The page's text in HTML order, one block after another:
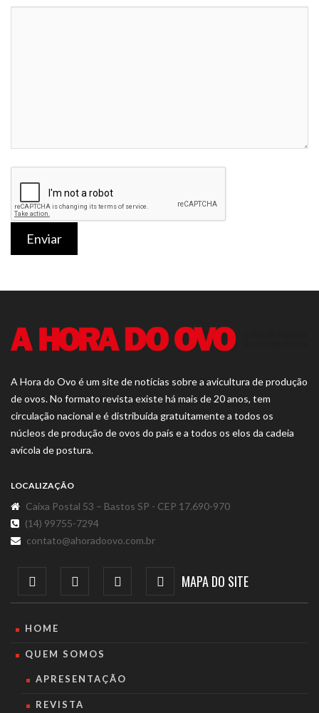
Enviar
A Hora do Ovo é um site de notícias sobre a avicultura de produção
de ovos. No formato revista existe há mais de 20 anos, tem
circulação nacional e é distribuída gratuitamente a todos os
núcleos de produção de ovos do país e a todos os elos da cadeia
avícola de postura.
LOCALIZAÇÃO
Caixa Postal 53 – Bastos SP - CEP 17.690-970
(14) 99755-7294
contato@ahoradoovo.com.br
MAPA DO SITE
HOME
QUEM SOMOS
APRESENTAÇÃO
REVISTA